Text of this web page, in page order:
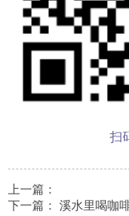
扫
上一篇：
下一篇： 溪水里喝咖